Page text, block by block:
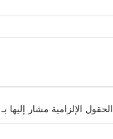
الحقول الإلزامية مشار إليها بـ